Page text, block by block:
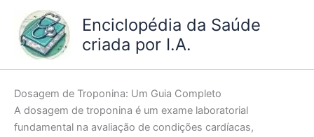
conteúdo
Enciclopédia da Saúde
criada por I.A.
Dosagem de Troponina: Um Guia Completo
A dosagem de troponina é um exame laboratorial
fundamental na avaliação de condições cardíacas,